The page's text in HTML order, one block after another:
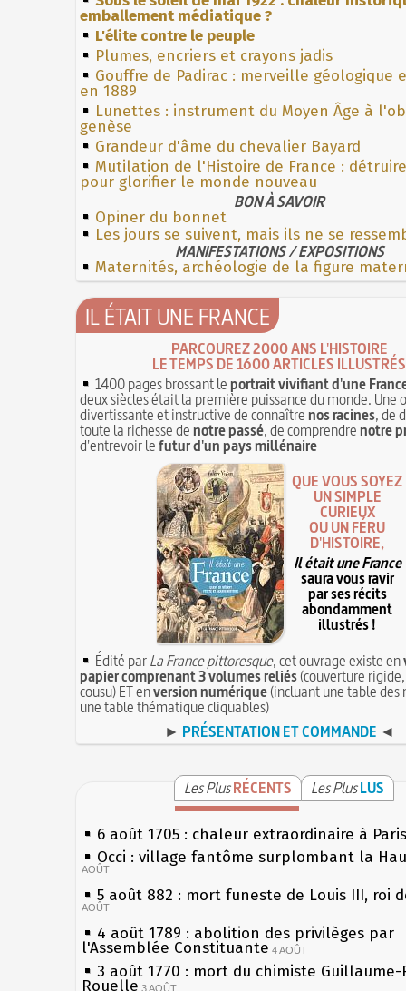
emballement médiatique ?
L'élite contre le peuple
Plumes, encriers et crayons jadis
Gouffre de Padirac : merveille géologique
en 1889
Lunettes : instrument du Moyen Âge à
genèse
Grandeur d'âme du chevalier Bayard
Mutilation de l'Histoire de France :
pour glorifier le monde nouveau
BON À SAVOIR
Opiner du bonnet
Les jours se suivent, mais ils ne se
MANIFESTATIONS / EXPOSITIONS
Maternités, archéologie de la figure
IL ÉTAIT UNE FRANCE
PARCOUREZ 2000 ANS L'HISTOIRE
LE TEMPS DE 1600 ARTICLES ILLUSTRÉS
1400 pages brossant leportrait vivifiant d'une
deux siècles était la première puissance du monde. Une
divertissante et instructive de connaîtrenos racines, de
toute la richesse denotre passé, de comprendrenotre
d'entrevoir lefutur d'un pays millénaire
QUE VOUS SOYEZ
UN SIMPLE
CURIEUX
OU UN FÉRU
D'HISTOIRE,
Il était une France
saura vous ravir
par ses récits
abondamment
illustrés !
Édité parLa France pittoresque, cet ouvrage existe en
papier comprenant 3 volumes reliés(couverture
cousu) ET enversion numérique(incluant une table des
une table thématique cliquables)
► PRÉSENTATION ET COMMANDE ◄
Les PlusRÉCENTS Les PlusLUS
6 août 1705 : chaleur extraordinaire à Paris
Occi : village fantôme surplombant la
AOÛT
5 août 882 : mort funeste de Louis III, roi
AOÛT
4 août 1789 : abolition des privilèges par
l'Assemblée Constituante 4 AOÛT
3 août 1770 : mort du chimiste Guillaume-
Rouelle 3 AOÛT